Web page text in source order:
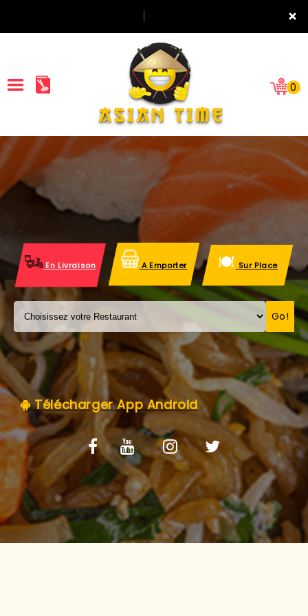
×
ACCUEIL
LA CARTE
VOS AVIS
MENTIONS LÉGALES
C.G.V
0
En Livraison A Emporter Sur Place
Go!
Télécharger App Android